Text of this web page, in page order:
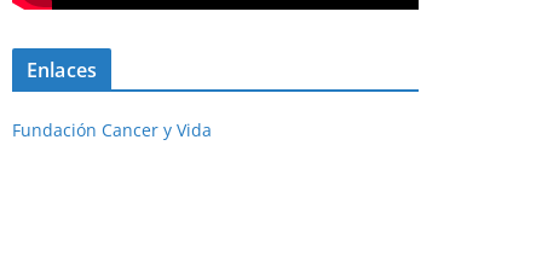
Enlaces
Fundación Cancer y Vida